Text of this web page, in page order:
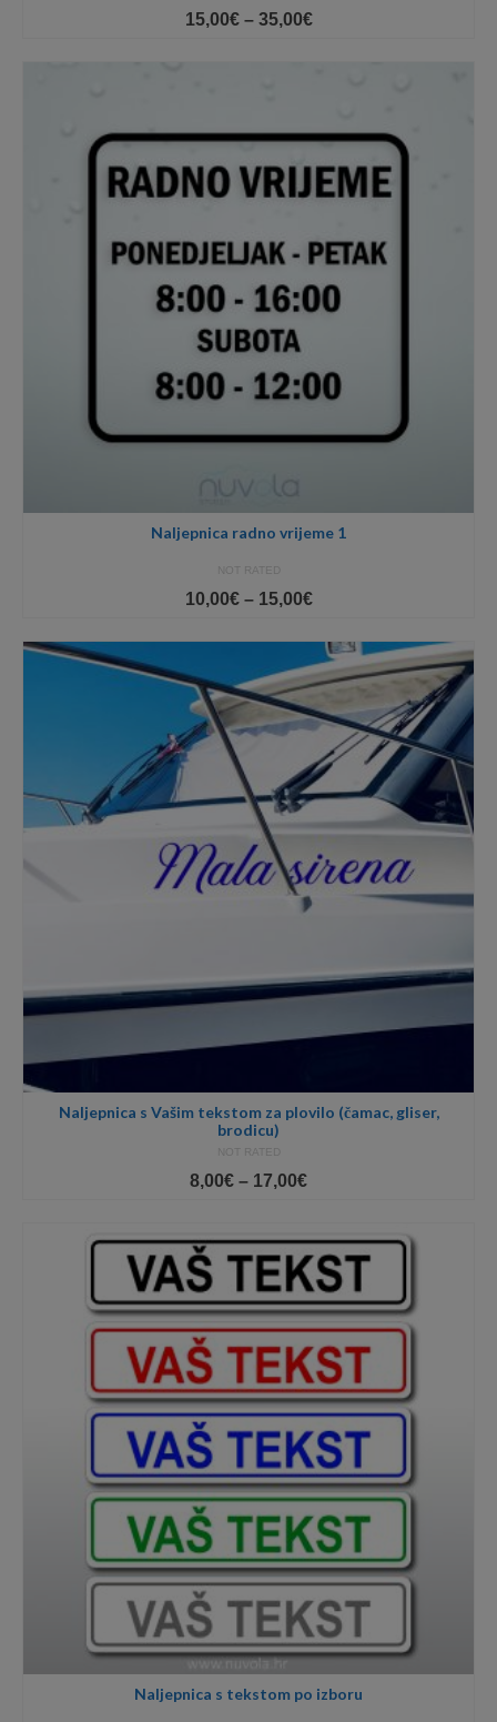
15,00€ – 35,00€Price
Naljepnica radno vrijeme 1
NOT RATED
10,00€ – 15,00€Price
10,00€
through
15,00€
Naljepnica s Vašim tekstom za plovilo (čamac, gliser,
brodicu)
NOT RATED
8,00€ – 17,00€Price
through
17,00€
Naljepnica s tekstom po izboru